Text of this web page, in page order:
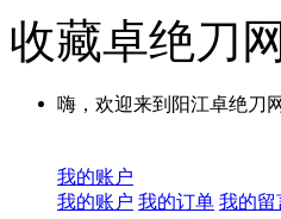
收藏卓绝刀网
嗨，欢迎来到阳江卓绝刀
我的账户
我的账户 我的订单 我的留